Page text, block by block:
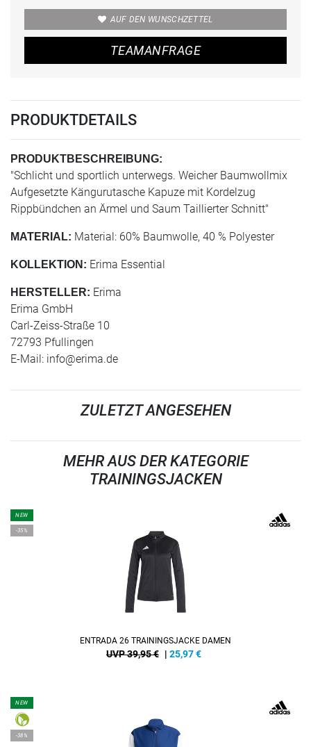
AUF DEN WUNSCHZETTEL
TEAMANFRAGE
PRODUKTDETAILS
PRODUKTBESCHREIBUNG:
"Schlicht und sportlich unterwegs. Weicher Baumwollmix
Aufgesetzte Kängurutasche Kapuze mit Kordelzug
Rippbündchen an Ärmel und Saum Taillierter Schnitt"
MATERIAL: Material: 60% Baumwolle, 40 % Polyester
KOLLEKTION: Erima Essential
HERSTELLER: Erima
Erima GmbH
Carl-Zeiss-Straße 10
72793 Pfullingen
E-Mail: info@erima.de
ZULETZT ANGESEHEN
MEHR AUS DER KATEGORIE
TRAININGSJACKEN
NEW
-35%
ENTRADA 26 TRAININGSJACKE DAMEN
UVP 39,95 € | 25,97€
NEW
-38%